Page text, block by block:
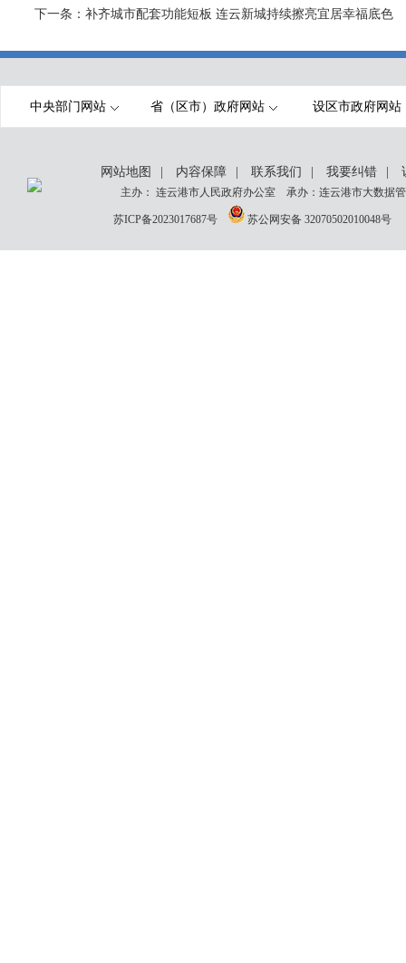
下一条： 补齐城市配套功能短板 连云新城持续擦亮宜居幸福底色
中央部门网站 省（区市）政府网站 设区市政府网站
网站地图 内容保障 联系我们 我要纠错
主办： 连云港市人民政府办公室 承办：连云港市大数据
苏ICP备2023017687号 苏公网安备 32070502010048号